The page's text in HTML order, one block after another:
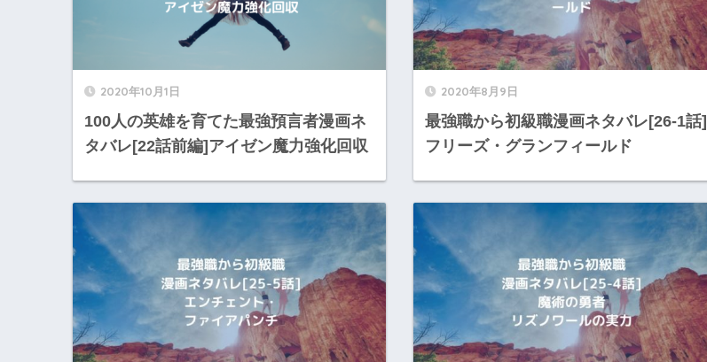
2020年10月1日
100人の英雄を育てた最強預言者漫画ネ
タバレ[22話前編]アイゼン魔力強化回収
2020年8月9日
最強職から初級職漫画ネタバレ[26-1話]
フリーズ・グランフィールド